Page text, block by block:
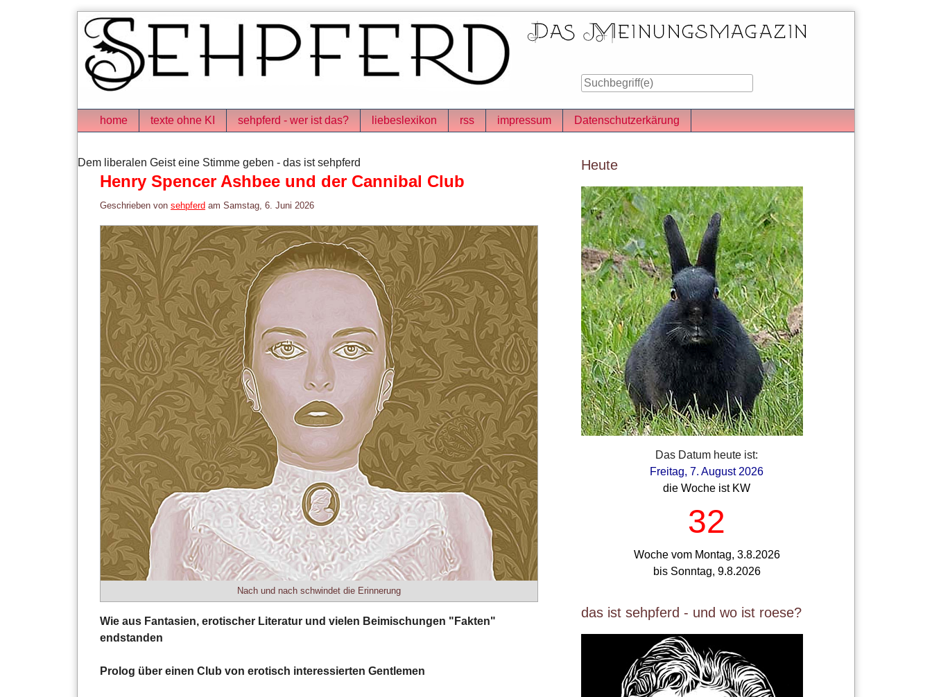
Navigation
home texte ohne KI sehpferd - wer ist das? liebeslexikon rss impressum Datenschutzerkärung
Dem liberalen Geist eine Stimme geben - das ist sehpferd
Henry Spencer Ashbee und der Cannibal Club
Geschrieben von sehpferd am Samstag, 6. Juni 2026
Nach und nach schwindet die Erinnerung
Wie aus Fantasien, erotischer Literatur und vielen Beimischungen "Fakten"
endstanden
Prolog über einen Club von erotisch interessierten Gentlemen
Seitenleiste
Heute
Das Datum heute ist:
Freitag, 7. August 2026
die Woche ist KW
32
Woche vom Montag, 3.8.2026
bis Sonntag, 9.8.2026
das ist sehpferd - und wo ist roese?